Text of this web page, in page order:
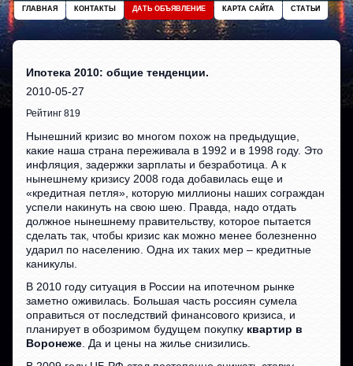
СТАТЬИ
КАРТА САЙТА
ДАТЬ ОБЪЯВЛЕНИЕ
КОНТАКТЫ
ГЛАВНАЯ
Ипотека 2010: общие тенденции.
2010-05-27
Рейтинг 819
Нынешний кризис во многом похож на предыдущие,
какие наша страна переживала в 1992 и в 1998 году. Это
инфляция, задержки зарплаты и безработица. А к
нынешнему кризису 2008 года добавилась еще и
«кредитная петля», которую миллионы наших сограждан
успели накинуть на свою шею. Правда, надо отдать
должное нынешнему правительству, которое пытается
сделать так, чтобы кризис как можно менее болезненно
ударил по населению. Одна их таких мер – кредитные
каникулы.
В 2010 году ситуация в России на ипотечном рынке
заметно оживилась. Большая часть россиян сумела
оправиться от последствий финансового кризиса, и
планирует в обозримом будущем покупку квартир в
Воронеже . Да и цены на жилье снизились.